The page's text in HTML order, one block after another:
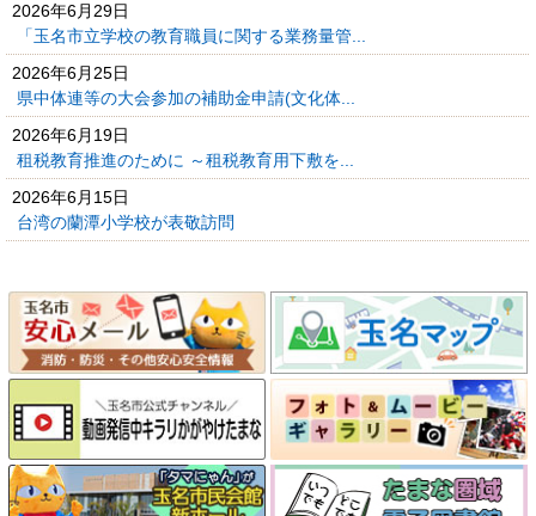
2026年6月29日
「玉名市立学校の教育職員に関する業務量管...
2026年6月25日
県中体連等の大会参加の補助金申請(文化体...
2026年6月19日
租税教育推進のために ～租税教育用下敷を...
2026年6月15日
台湾の蘭潭小学校が表敬訪問